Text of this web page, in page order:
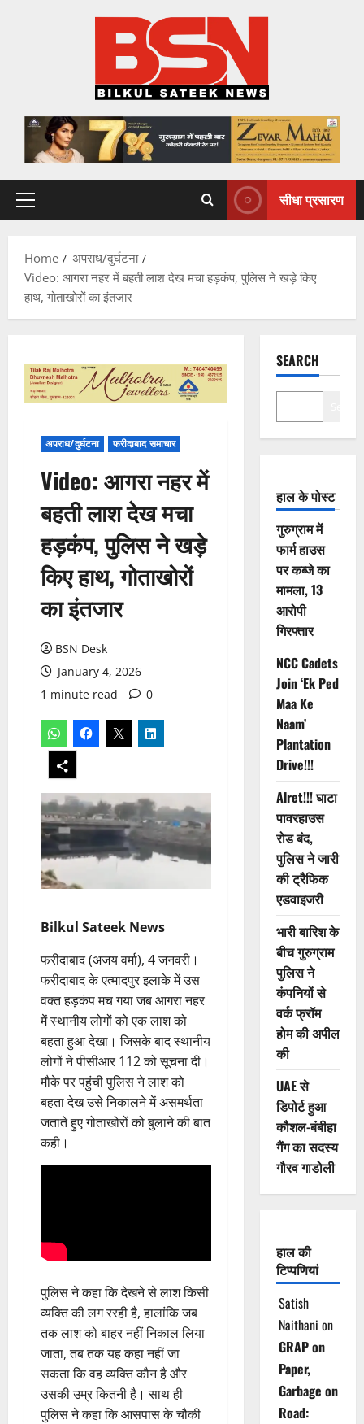
Primary
सीधा प्रसारण
Home
अपराध/दुर्घटना
Video: आगरा नहर में बहती लाश देख मचा हड़कंप, पुलिस ने खड़े किए
हाथ, गोताखोरों का इंतजार
अपराध/दुर्घटना फरीदाबाद समाचार
Video: आगरा नहर में
बहती लाश देख मचा
हड़कंप, पुलिस ने खड़े
किए हाथ, गोताखोरों
का इंतजार
BSN Desk
January 4, 2026
1 minute read
0
Bilkul Sateek News
फरीदाबाद (अजय वर्मा), 4 जनवरी।
फरीदाबाद के एत्मादपुर इलाके में उस
वक्त हड़कंप मच गया जब आगरा नहर
में स्थानीय लोगों को एक लाश को
बहता हुआ देखा। जिसके बाद स्थानीय
लोगों ने पीसीआर 112 को सूचना दी।
मौके पर पहुंची पुलिस ने लाश को
बहता देख उसे निकालने में असमर्थता
जताते हुए गोताखोरों को बुलाने की बात
कही।
पुलिस ने कहा कि देखने से लाश किसी
व्यक्ति की लग ररही है, हालांकि जब
तक लाश को बाहर नहीं निकाल लिया
जाता, तब तक यह कहा नहीं जा
सकता कि वह व्यक्ति कौन है और
उसकी उम्र कितनी है। साथ ही
पुलिस ने कहा कि आसपास के चौकी
SEARCH
हाल के पोस्ट
गुरुग्राम में
फार्म हाउस
पर कब्जे का
मामला, 13
आरोपी
गिरफ्तार
NCC Cadets
Join ‘Ek Ped
Maa Ke
Naam’
Plantation
Drive!!!
Alret!!! घाटा
पावरहाउस
रोड बंद,
पुलिस ने जारी
की ट्रैफिक
एडवाइजरी
भारी बारिश के
बीच गुरुग्राम
पुलिस ने
कंपनियों से
वर्क फ्रॉम
होम की अपील
की
UAE से
डिपोर्ट हुआ
कौशल-बंबीहा
गैंग का सदस्य
गौरव गाडोली
हाल की
टिप्पणियां
Satish
Naithani on
GRAP on
Paper,
Garbage on
Road: